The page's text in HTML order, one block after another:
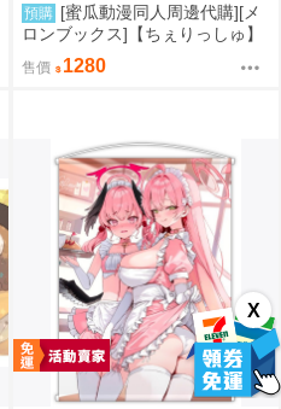
X
預購 [蜜瓜動漫同人周邊代購][メ
ロンブックス]【ちぇりっしゅ】
ノゾミ:B2Wスエードタペストリ
ー【ブルーアーカイブ大感謝祭2
售價 1280